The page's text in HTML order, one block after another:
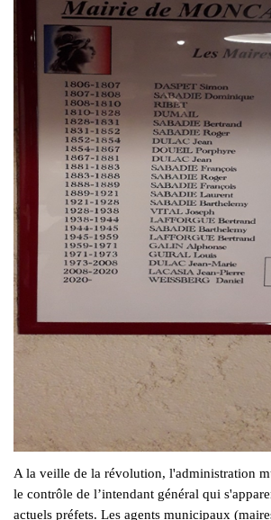
A la veille de la révolution, l'administration
le contrôle de l’intendant général qui
actuels préfets. Les agents municipaux